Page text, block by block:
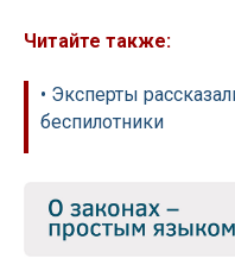
Читайте также:
• Эксперты
беспилотники